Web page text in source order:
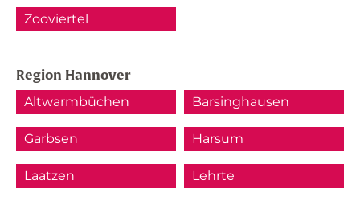
Zooviertel
Region Hannover
Altwarmbüchen Barsinghausen
Garbsen Harsum
Laatzen Lehrte